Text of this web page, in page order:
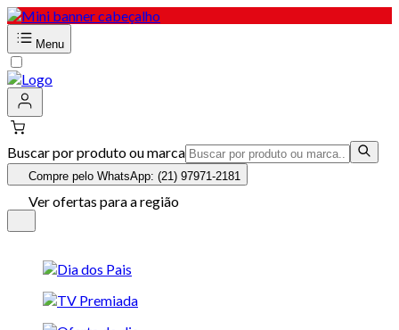
Menu
Buscar por produto ou marca
Compre pelo WhatsApp: (21) 97971-2181
Ver ofertas para a região